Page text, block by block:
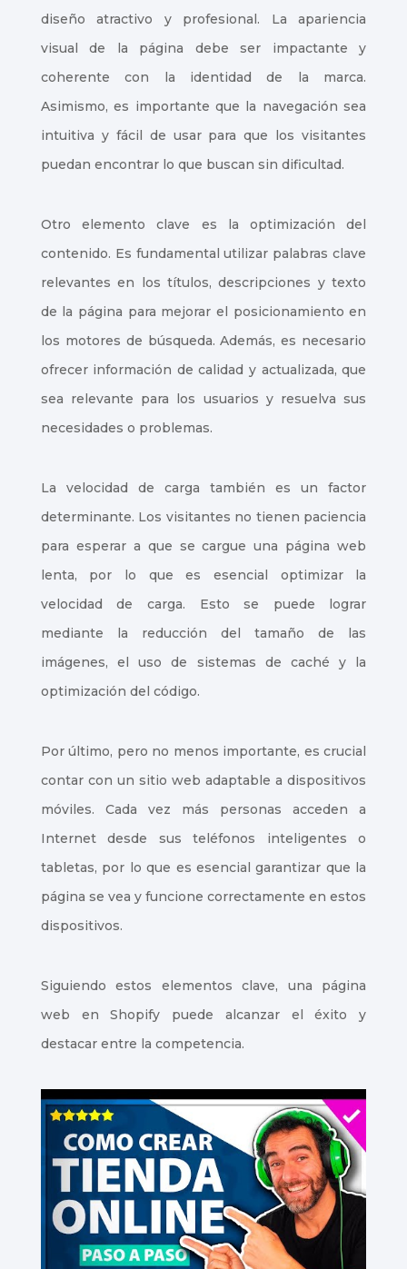
diseño atractivo y profesional. La apariencia
visual de la página debe ser impactante y
coherente con la identidad de la marca.
Asimismo, es importante que la navegación sea
intuitiva y fácil de usar para que los visitantes
puedan encontrar lo que buscan sin dificultad.
Otro elemento clave es la optimización del
contenido. Es fundamental utilizar palabras clave
relevantes en los títulos, descripciones y texto
de la página para mejorar el posicionamiento en
los motores de búsqueda. Además, es necesario
ofrecer información de calidad y actualizada, que
sea relevante para los usuarios y resuelva sus
necesidades o problemas.
La velocidad de carga también es un factor
determinante. Los visitantes no tienen paciencia
para esperar a que se cargue una página web
lenta, por lo que es esencial optimizar la
velocidad de carga. Esto se puede lograr
mediante la reducción del tamaño de las
imágenes, el uso de sistemas de caché y la
optimización del código.
Por último, pero no menos importante, es crucial
contar con un sitio web adaptable a dispositivos
móviles. Cada vez más personas acceden a
Internet desde sus teléfonos inteligentes o
tabletas, por lo que es esencial garantizar que la
página se vea y funcione correctamente en estos
dispositivos.
Siguiendo estos elementos clave, una página
web en Shopify puede alcanzar el éxito y
destacar entre la competencia.